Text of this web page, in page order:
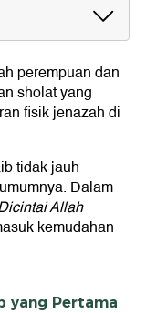
Arti
laki
perempuan dan
sholat yang
fisik jenazah di
tidak jauh
Dalam
Allah
kemudahan
yang Pertama